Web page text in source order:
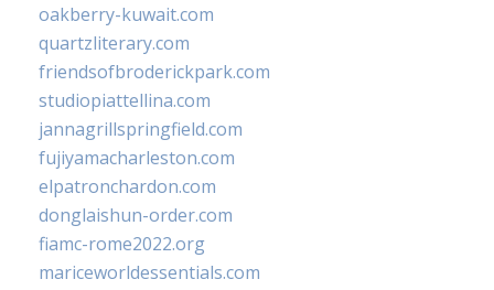
oakberry-kuwait.com
quartzliterary.com
friendsofbroderickpark.com
studiopiattellina.com
jannagrillspringfield.com
fujiyamacharleston.com
elpatronchardon.com
donglaishun-order.com
fiamc-rome2022.org
mariceworldessentials.com